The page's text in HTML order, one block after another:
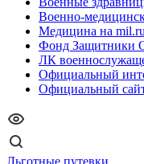
Военно-
Медицина на mil.ru
Фонд Защитники
ЛК
Официальный
Официальный
Льготные путевки